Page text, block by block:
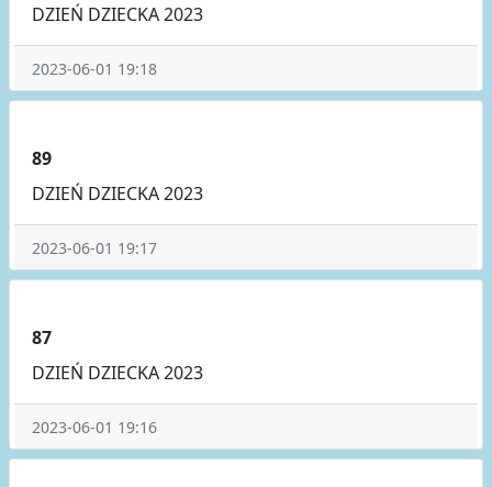
DZIEŃ DZIECKA 2023
2023-06-01 19:18
89
DZIEŃ DZIECKA 2023
2023-06-01 19:17
87
DZIEŃ DZIECKA 2023
2023-06-01 19:16